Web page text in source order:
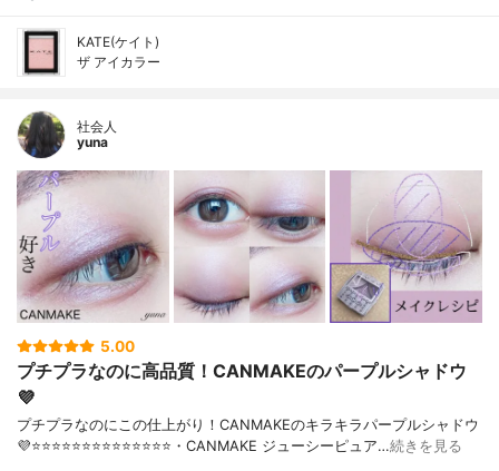
KATE(ケイト)
ザ アイカラー
社会人
yuna
5.00
プチプラなのに高品質！CANMAKEのパープルシャドウ
💜
プチプラなのにこの仕上がり！CANMAKEのキラキラパープルシャドウ
💜⭐️⭐️⭐️⭐️⭐️⭐️⭐️⭐️⭐️⭐️⭐️⭐️⭐️⭐️・CANMAKE ジューシーピュア…続きを見る